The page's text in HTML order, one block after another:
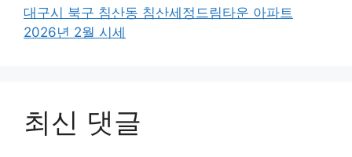
대구시 북구 침산동 침산세정드림타운 아파트
2026년 2월 시세
최신 댓글